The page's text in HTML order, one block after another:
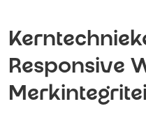
Responsive